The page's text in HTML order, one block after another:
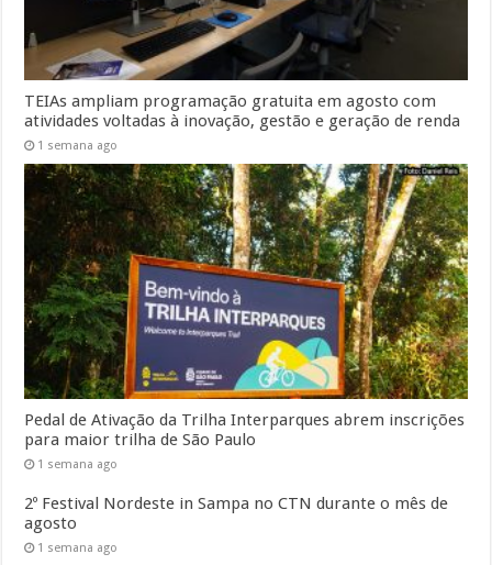
TEIAs ampliam programação gratuita em agosto com
atividades voltadas à inovação, gestão e geração de renda
1 semana ago
Pedal de Ativação da Trilha Interparques abrem inscrições
para maior trilha de São Paulo
1 semana ago
2º Festival Nordeste in Sampa no CTN durante o mês de
agosto
1 semana ago